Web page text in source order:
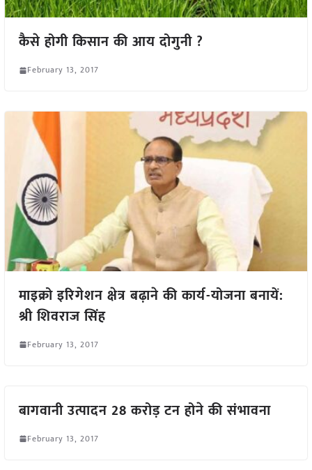
कैसे होगी किसान की आय दोगुनी ?
February 13, 2017
माइक्रो इरिगेशन क्षेत्र बढ़ाने की कार्य-योजना बनायें:
श्री शिवराज सिंह
February 13, 2017
बागवानी उत्पादन 28 करोड़ टन होने की संभावना
February 13, 2017